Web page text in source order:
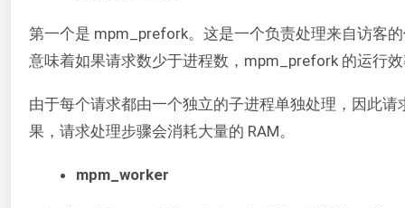
第一个是 mpm_prefork。这是一个负责处理来自访客
意味着如果请求数少于进程数，mpm_prefork 的运行
由于每个请求都由一个独立的子进程单独处理，因此
果，请求处理步骤会消耗大量的 RAM。
mpm_worker